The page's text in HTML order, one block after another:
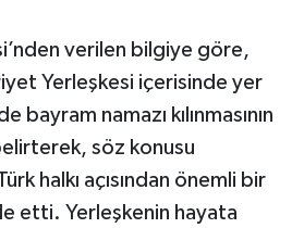
verilen bilgiye göre,
Yerleşkesi içerisinde yer
bayram namazı kılınmasının
söz konusu
halkı açısından önemli bir
etti. Yerleşkenin hayata